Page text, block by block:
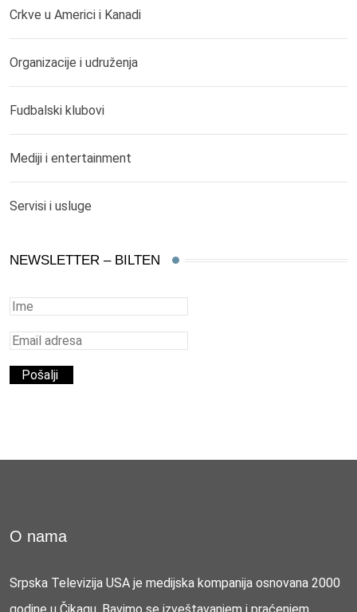
Crkve u Americi i Kanadi
Organizacije i udruženja
Fudbalski klubovi
Mediji i entertainment
Servisi i usluge
NEWSLETTER – BILTEN
O nama
Srpska Televizija USA je medijska kompanija osnovana 2000